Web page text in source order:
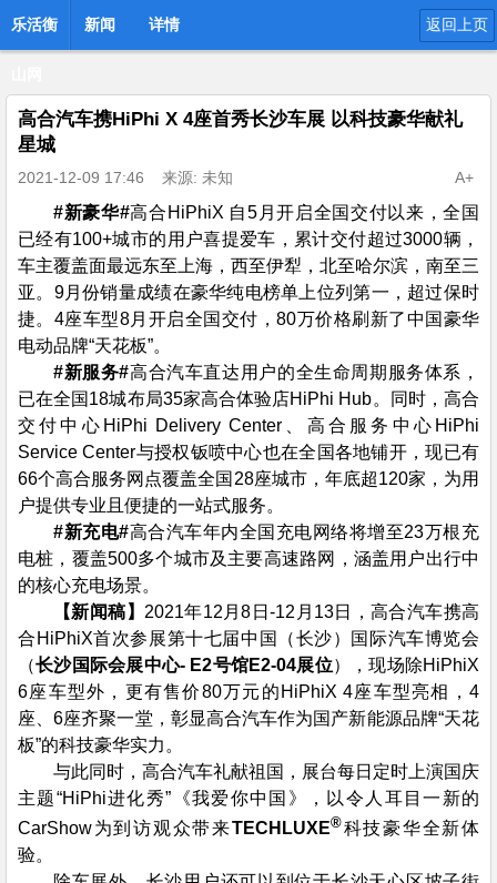
乐活衡 新闻 详情 返回上页
高合汽车携HiPhi X 4座首秀长沙车展 以科技豪华献礼
星城
2021-12-09 17:46 来源: 未知 A+
#新豪华#高合HiPhiX 自5月开启全国交付以来，全国
已经有100+城市的用户喜提爱车，累计交付超过3000辆，
车主覆盖面最远东至上海，西至伊犁，北至哈尔滨，南至三
亚。9月份销量成绩在豪华纯电榜单上位列第一，超过保时
捷。4座车型8月开启全国交付，80万价格刷新了中国豪华
电动品牌“天花板”。
#新服务#高合汽车直达用户的全生命周期服务体系，
已在全国18城布局35家高合体验店HiPhi Hub。同时，高合
交付中心HiPhi Delivery Center、高合服务中心HiPhi
Service Center与授权钣喷中心也在全国各地铺开，现已有
66个高合服务网点覆盖全国28座城市，年底超120家，为用
户提供专业且便捷的一站式服务。
​#新充电#高合汽车年内全国充电网络将增至23万根充
电桩，覆盖500多个城市及主要高速路网，涵盖用户出行中
的核心充电场景。
【新闻稿】 2021年12月8日-12月13日，高合汽车携高
合HiPhiX首次参展第十七届中国（长沙）国际汽车博览会
（长沙国际会展中心- E2号馆E2-04展位），现场除HiPhiX
6座车型外，更有售价80万元的HiPhiX 4座车型亮相，4
座、6座齐聚一堂，彰显高合汽车作为国产新能源品牌“天花
板”的科技豪华实力。
与此同时，高合汽车礼献祖国，展台每日定时上演国庆
主题“HiPhi进化秀”《我爱你中国》，以令人耳目一新的
CarShow为到访观众带来TECHLUXE®科技豪华全新体
验。